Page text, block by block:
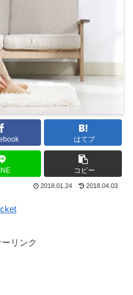
はてブ
コピー
2018.01.24 2018.04.03
リンク